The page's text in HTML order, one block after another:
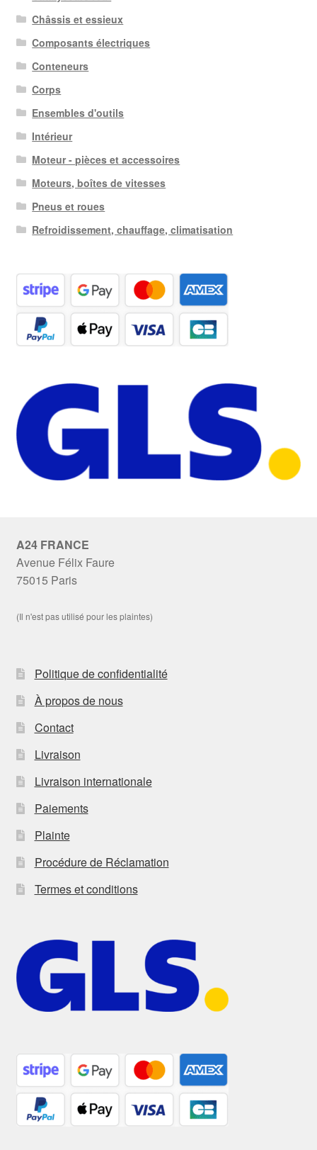
Châssis et essieux
Composants électriques
Conteneurs
Corps
Ensembles d'outils
Intérieur
Moteur - pièces et accessoires
Moteurs, boîtes de vitesses
Pneus et roues
Refroidissement, chauffage, climatisation
A24 FRANCE
Avenue Félix Faure
75015 Paris
(Il n'est pas utilisé pour les plaintes)
Politique de confidentialité
À propos de nous
Contact
Livraison
Livraison internationale
Paiements
Plainte
Procédure de Réclamation
Termes et conditions